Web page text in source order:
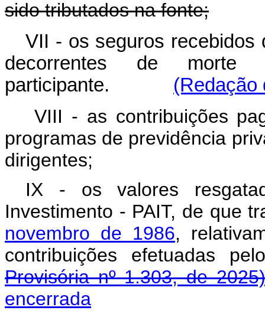
sido tributados na fonte;
VII - os seguros recebidos
decorrentes de morte
participante. (Redação
VIII - as contribuições
programas de previdência
dirigentes;
IX - os valores
Investimento - PAIT, de que
novembro de 1986,
contribuições
Provisória nº 1.303, de 2025)
encerrada